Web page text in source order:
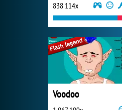
838 114x
Voodoo